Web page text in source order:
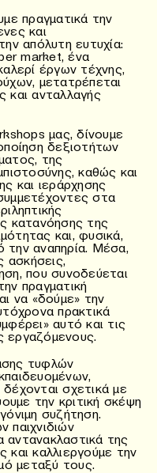
πραγματικά την
και
απόλυτη ευτυχία:
market, ένα
έργων τέχνης,
μετατρέπεται
και ανταλλαγής
μας, δίνουμε
δεξιοτήτων
της
καθώς και
και ιεράρχησης
στα
κατανόησης της
και, φυσικά,
αναπηρία. Μέσα,
ασκήσεις,
που συνοδεύεται
πραγματική
να «δούμε» την
πρακτικά
αυτό και τις
εργαζόμενους.
τυφλών
σχετικά με
την κριτική σκέψη
συζήτηση.
παιχνιδιών
της
καλλιεργούμε την
μεταξύ τους.